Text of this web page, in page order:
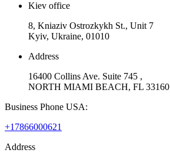
Kiev office
8, Kniaziv Ostrozkykh St., Unit 7
Kyiv, Ukraine, 01010
Address
16400 Collins Ave. Suite 745 ,
NORTH MIAMI BEACH, FL 33160
Business Phone USA:
+17866000621
Address